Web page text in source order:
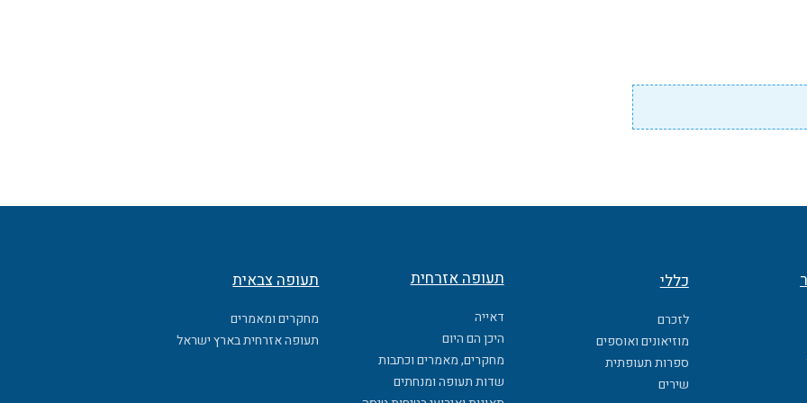
כללי
לזכרם
מוזיאונים ואוספים
ספרות תעופתית
שירים
תעופה אזרחית
דאייה
היכן הם היום
מחקרים, מאמרים וכתבות
שדות תעופה ומנחתים
תעופה צבאית
מחקרים ומאמרים
תעופה אזרחית בארץ ישראל